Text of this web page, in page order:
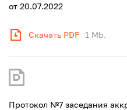
от 20.07.2022
Скачать PDF 1 Mb.
Протокол №7 заседания